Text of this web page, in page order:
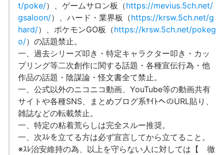
t/poke/）、ゲームサロン板（https://mevius.5ch.net/
gsaloon/）、ハード・業界板（https://krsw.5ch.net/g
hard/）、ポケモンGO板（https://krsw.5ch.net/pokeg
o/）の話題禁止。
一、過去シリーズ叩き・特定キャラクター叩き・カッ
プリング等二次創作に関する話題・各種宣伝行為・他
作品の話題・陰謀論・怪文書全て禁止。
一、公式以外のニコニコ動画、YouTube等の動画共有
サイトや各種SNS、まとめブログ系ｻｲﾄへのURL貼り、
雑誌などの転載禁止。
一、特定の粘着荒らしは完全スルー推奨。
一、次ｽﾚを立てる方は必ず宣言してから立てること。
※ｽﾚ治安維持の為、以上を守らない人に対しては【 徹